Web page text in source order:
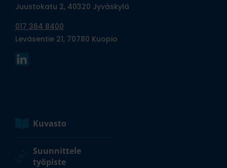
Juustokatu 2, 40320 Jyväskylä
017 364 8400
Leväsentie 21, 70780 Kuopio
Kuvasto
Suunnittele
työpiste